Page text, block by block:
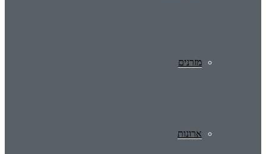
מזרנים
ארונות